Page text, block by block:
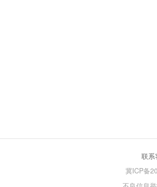
联系
冀ICP备